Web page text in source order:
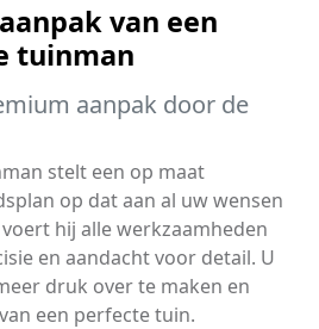
van een
tuinman
aanpak door de
stelt een op maat
op dat aan al uw wensen
hij alle werkzaamheden
en aandacht voor detail. U
druk over te maken en
een perfecte tuin.